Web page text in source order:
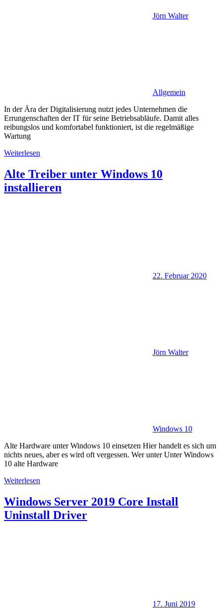
Jörn Walter
Allgemein
In der Ära der Digitalisierung nutzt jedes Unternehmen die
Errungenschaften der IT für seine Betriebsabläufe. Damit alles
reibungslos und komfortabel funktioniert, ist die regelmäßige
Wartung
Weiterlesen
Alte Treiber unter Windows 10
installieren
22. Februar 2020
Jörn Walter
Windows 10
Alte Hardware unter Windows 10 einsetzen Hier handelt es sich um
nichts neues, aber es wird oft vergessen. Wer unter Unter Windows
10 alte Hardware
Weiterlesen
Windows Server 2019 Core Install
Uninstall Driver
17. Juni 2019